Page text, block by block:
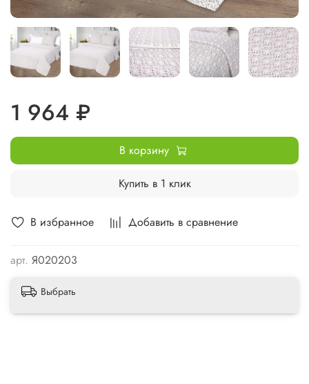
В избранное Добавить в сравнение
арт. Я020203
1 964 ₽
В корзину
Купить в 1 клик
Выбрать